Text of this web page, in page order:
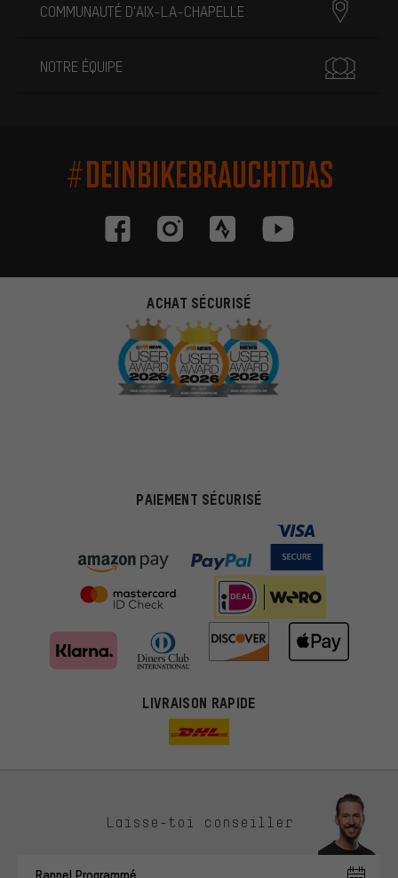
COMMUNAUTÉ D'AIX-LA-CHAPELLE
NOTRE ÉQUIPE
#DEINBIKEBRAUCHTDAS
ACHAT SÉCURISÉ
PAIEMENT SÉCURISÉ
LIVRAISON RAPIDE
Laisse-toi conseiller
Des offres plus adaptées
Au lieu de pubs au hasard, nous afficherons des offres plus